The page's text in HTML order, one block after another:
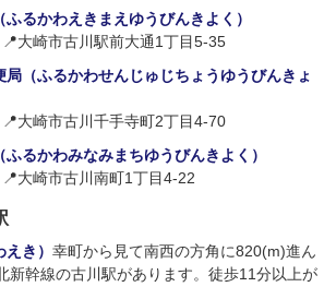
るかわえきまえゆうびんきよく）
大崎市古川駅前大通1丁目5-35
局（ふるかわせんじゅじちょうゆうびんきょ
大崎市古川千手寺町2丁目4-70
るかわみなみまちゆうびんきよく）
大崎市古川南町1丁目4-22
き） 幸町から見て南西の方角に820(m)進ん
新幹線の古川駅があります。徒歩11分以上が